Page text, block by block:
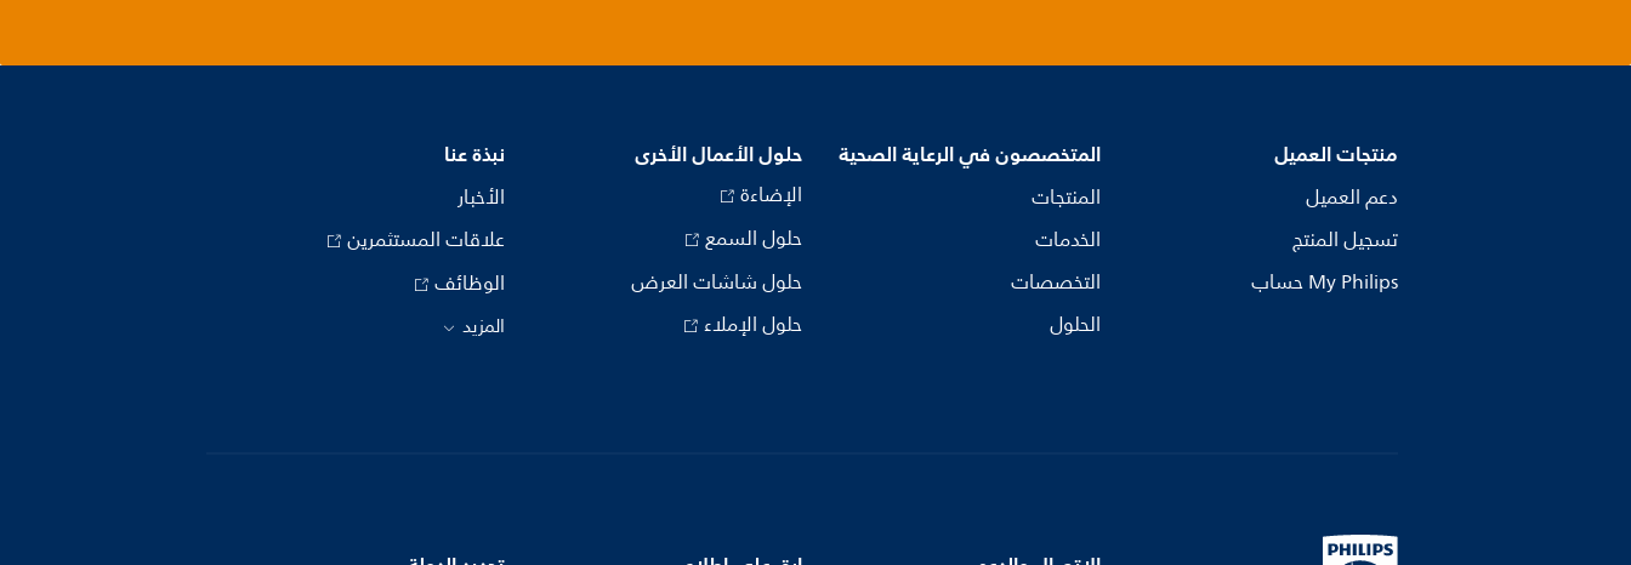
منتجات العميل
دعم العميل
تسجيل المنتج
My Philips حساب
المتخصصون في الرعاية الصحية
المنتجات
الخدمات
التخصصات
الحلول
حلول الأعمال الأخرى
الإضاءة
حلول السمع
حلول شاشات العرض
حلول الإملاء
نبذة عنا
الأخبار
علاقات المستثمرين
الوظائف
المزيد